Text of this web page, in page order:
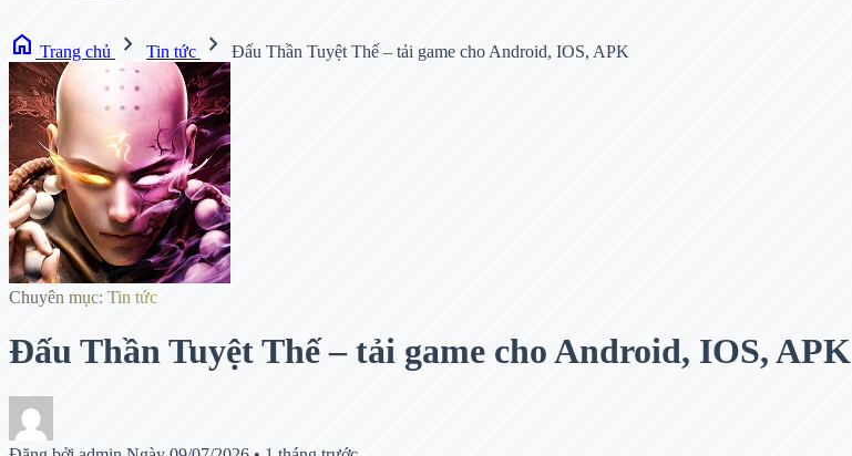
home Trang chủ chevron_right Tin tức chevron_right Đấu Thần Tuyệt Thế – tải game cho Android, IOS, APK
Chuyên mục: Tin tức
Đấu Thần Tuyệt Thế – tải game cho Android, IOS, APK